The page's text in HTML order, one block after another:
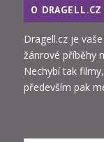
O DRAGELL.CZ
Dragell.cz je
žánrové příběhy
Nechybí tak
především pak